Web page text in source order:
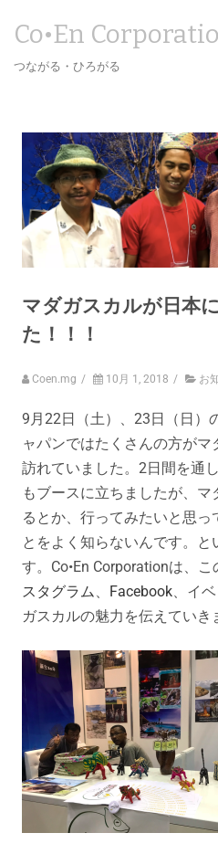
Co•En
つながる・ひろがる
マダガスカルが日本
た！！！
Coen.mg / 10月 1, 2018 / お
9月22日（土）、23日（日）
ャパンではたくさんの方が
訪れていました。2日間を通
もブースに立ちましたが、
るとか、行ってみたいと思っ
とをよく知らないんです。
す。Co•En Corporationは、こ
スタグラム
Facebook 、イ
ガスカルの魅力を伝えていき